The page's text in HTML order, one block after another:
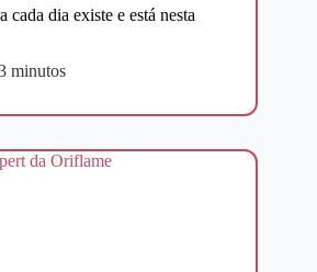
cada dia existe e está nesta
minutos